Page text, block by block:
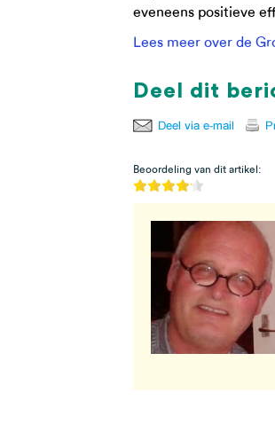
eveneens positieve
Lees meer over de
Deel dit
Beoordeling van dit artikel: